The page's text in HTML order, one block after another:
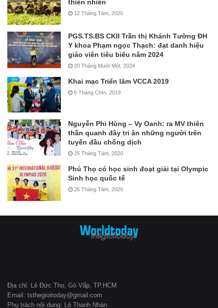
thiên nhiên
12 Tháng Tám, 2020
PGS.TS.BS CKII Trần thị Khánh Tường ĐH
Y khoa Phạm ngọc Thạch: đạt danh hiệu
giáo viên tiêu biểu năm 2024
20 Tháng Mười Một, 2024
Khai mạc Triển lãm VCCA 2019
6 Tháng Chín, 2019
Nguyễn Phi Hùng – Vy Oanh: ra MV thiên
thần quanh đây tri ân những người trên
tuyến đầu chống dịch
25 Tháng Tám, 2020
Phú Thọ có học sinh đoạt giải tại Olympic
Sinh học quốc tế
26 Tháng Tám, 2020
Địa chỉ: Lê Đức Thọ, Gò Vấp, TP.HCM
Email: tsthegioitoday@gmail.com
Phụ trách nội dung: Lê Thanh Nhàn